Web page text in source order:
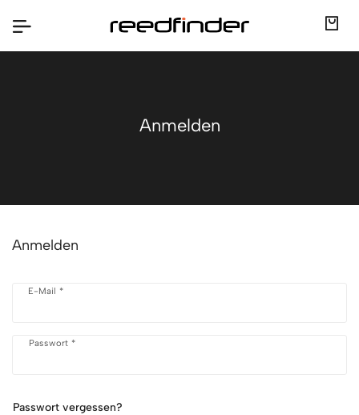
Anmelden
Anmelden
E-Mail *
Passwort *
Passwort vergessen?